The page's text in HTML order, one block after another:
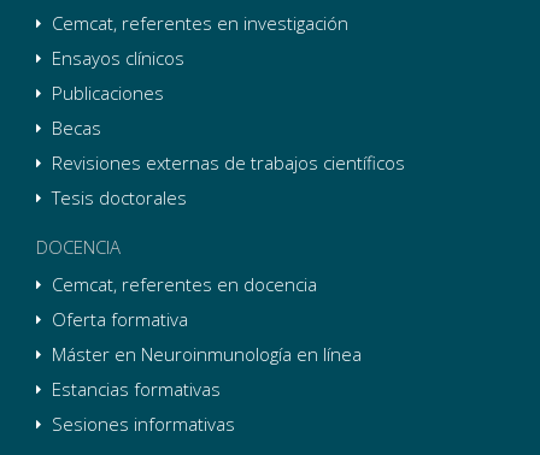
Cemcat, referentes en investigación
Ensayos clínicos
Publicaciones
Becas
Revisiones externas de trabajos científicos
Tesis doctorales
DOCENCIA
Cemcat, referentes en docencia
Oferta formativa
Máster en Neuroinmunología en línea
Estancias formativas
Sesiones informativas